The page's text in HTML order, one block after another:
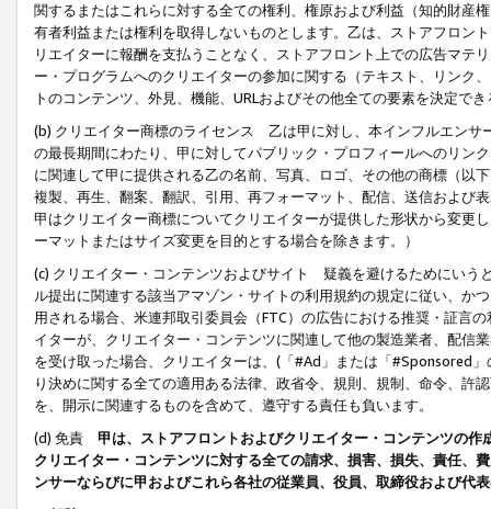
関するまたはこれらに対する全ての権利、権原および利益（知的財産
有者利益または権利を取得しないものとします。乙は、ストアフロン
リエイターに報酬を支払うことなく、ストアフロント上での広告マテ
ー・プログラムへのクリエイターの参加に関する（テキスト、リンク
トのコンテンツ、外見、機能、URLおよびその他全ての要素を決定で
(b) クリエイター商標のライセンス 乙は甲に対し、本インフルエンサ
の最長期間にわたり、甲に対してパブリック・プロフィールへのリン
に関連して甲に提供される乙の名前、写真、ロゴ、その他の商標（以
複製、再生、翻案、翻訳、引用、再フォーマット、配信、送信および
甲はクリエイター商標についてクリエイターが提供した形状から変更
ーマットまたはサイズ変更を目的とする場合を除きます。）
(c) クリエイター・コンテンツおよびサイト 疑義を避けるためにいう
ル提出に関連する該当アマゾン・サイトの利用規約の規定に従い、か
用される場合、米連邦取引委員会（FTC）の広告における推奨・証言
イターが、クリエイター・コンテンツに関連して他の製造業者、配信
を受け取った場合、クリエイターは、(「#Ad」または「#Sponsored
り決めに関する全ての適用ある法律、政省令、規則、規制、命令、許
を、開示に関連するものを含めて、遵守する責任も負います。
(d) 免責 甲は、ストアフロントおよびクリエイター・コンテンツの
クリエイター・コンテンツに対する全ての請求、損害、損失、責任、
ンサーならびに甲およびこれら各社の従業員、役員、取締役および代